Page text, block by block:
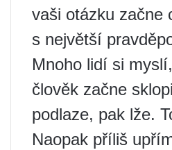
vaši otázku začne
s největší
Mnoho lidí si
člověk začne
podlaze, pak lže.
Naopak příliš